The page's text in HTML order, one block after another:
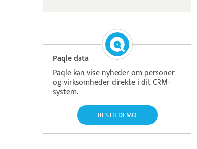
Paqle data
Paqle kan vise nyheder om personer
og virksomheder direkte i dit CRM-
system.
BESTIL DEMO